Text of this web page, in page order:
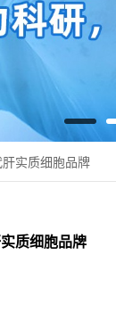
实质细胞品牌
质细胞品牌